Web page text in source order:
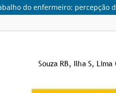
do enfermeiro: percepção